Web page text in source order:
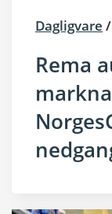
Dagligvare /
Rema